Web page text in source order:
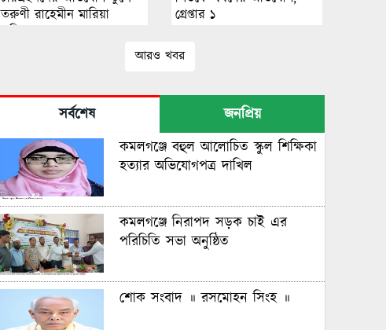
তরুণী রাহেমীন মারিয়া
এলিনের সংবাদ সম্মেলন
গ্রেপ্তার ১
আরও খবর
সর্বশেষ
জনপ্রিয়
কমলগঞ্জে বহুল আলোচিত স্কুল শিক্ষিকা
হত্যার অভিযোগপত্র দাখিল
কমলগঞ্জে নিরাপদ সড়ক চাই এর
পরিচিতি সভা অনুষ্ঠিত
শোক সংবাদ ॥ রসমোহন সিংহ ॥